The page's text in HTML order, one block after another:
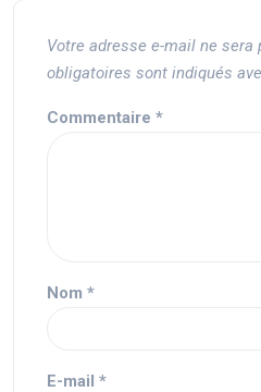
Votre adresse e-mail ne sera
obligatoires sont indiqués
Commentaire *
Nom *
E-mail *